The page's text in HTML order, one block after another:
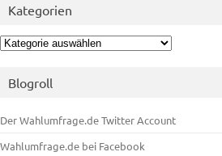
Kategorien
Kategorien
Blogroll
Der Wahlumfrage.de Twitter Account
Wahlumfrage.de bei Facebook